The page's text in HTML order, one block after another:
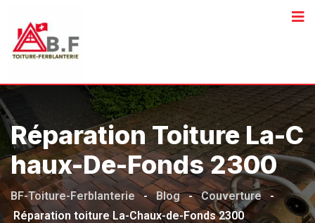
Réparation Toiture La-C
Haux-De-Fonds 2300
BF-Toiture-Ferblanterie - Blog - Couverture
-
Réparation toiture La-Chaux-de-Fonds 2300